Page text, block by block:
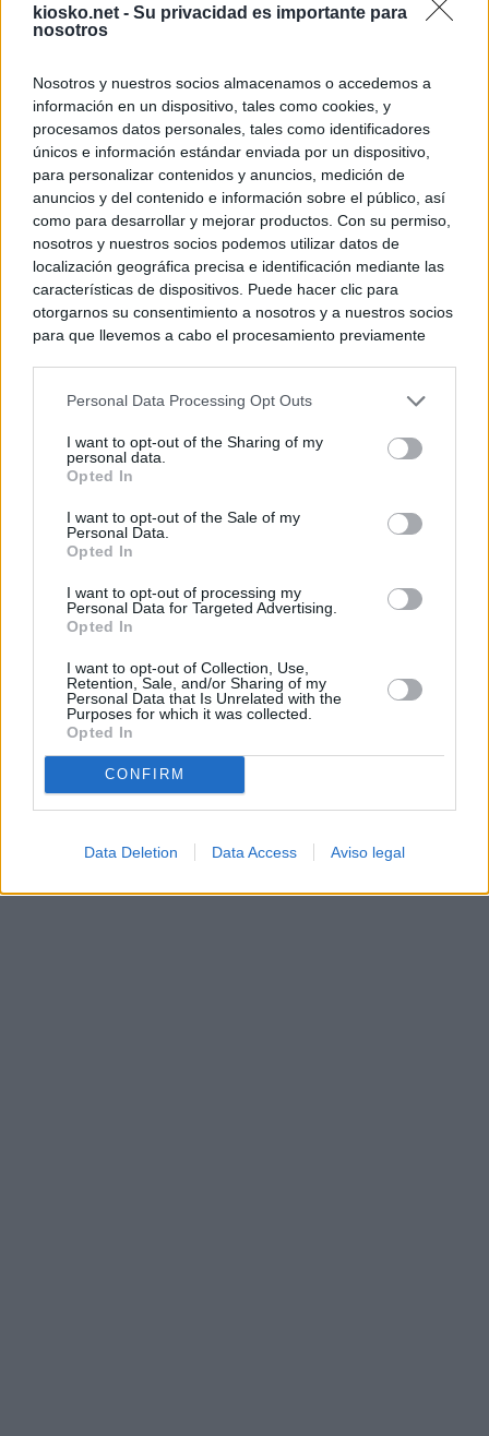
kiosko.net - Su privacidad es importante para
nosotros
Nosotros y nuestros socios almacenamos o accedemos a
información en un dispositivo, tales como cookies, y
procesamos datos personales, tales como identificadores
únicos e información estándar enviada por un dispositivo,
para personalizar contenidos y anuncios, medición de
anuncios y del contenido e información sobre el público, así
como para desarrollar y mejorar productos. Con su permiso,
nosotros y nuestros socios podemos utilizar datos de
localización geográfica precisa e identificación mediante las
características de dispositivos. Puede hacer clic para
otorgarnos su consentimiento a nosotros y a nuestros socios
para que llevemos a cabo el procesamiento previamente
negar su consentimiento. Tenga en cuenta que algún
de su consentimiento, pero usted tiene el derecho de
rechazar tal procesamiento. Sus preferencias se aplicarán
cualquier momento entrando de nuevo en este sitio web o
visitando nuestra política de privacidad.
Personal Data Processing Opt Outs
I want to opt-out of the Sharing of my
personal data.
Opted In
I want to opt-out of the Sale of my
Personal Data.
Opted In
I want to opt-out of processing my
Personal Data for Targeted Advertising.
Opted In
I want to opt-out of Collection, Use,
Retention, Sale, and/or Sharing of my
Personal Data that Is Unrelated with the
Purposes for which it was collected.
Opted In
CONFIRM
Data Deletion Data Access Aviso legal